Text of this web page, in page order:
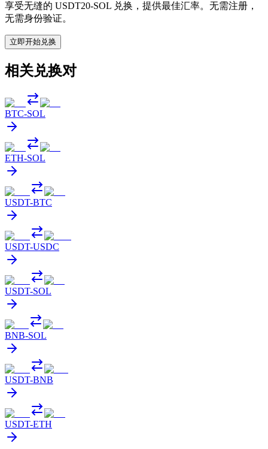
享受无缝的 USDT20-SOL 兑换，提供最佳汇率。无需注册，
无需身份验证。
立即开始兑换
相关兑换对
BTC-SOL
ETH-SOL
USDT-BTC
USDT-USDC
USDT-SOL
BNB-SOL
USDT-BNB
USDT-ETH